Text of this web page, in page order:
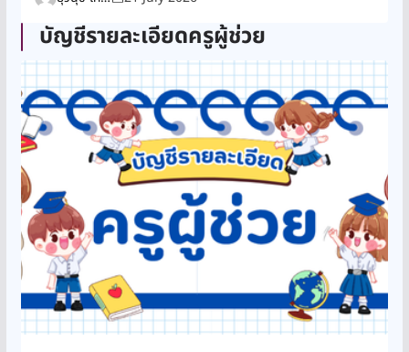
บัญชีรายละเอียดครูผู้ช่วย